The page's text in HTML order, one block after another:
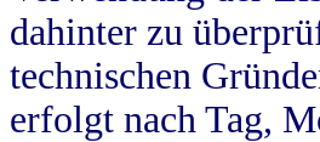
dahinter zu
technischen
erfolgt nach Tag,